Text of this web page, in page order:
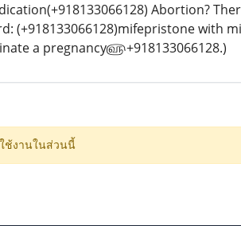
Abortion?
(+918133066128)mifepristone with
a pregnancy௵+918133066128.)
ช้งานในส่วนนี้